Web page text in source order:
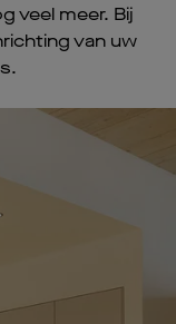
veel meer. Bij
van uw